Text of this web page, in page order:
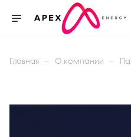
Главная — О компании —